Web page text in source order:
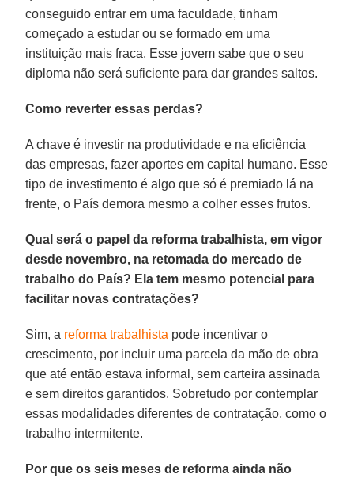
conseguido entrar em uma faculdade, tinham
começado a estudar ou se formado em uma
instituição mais fraca. Esse jovem sabe que o seu
diploma não será suficiente para dar grandes saltos.
Como reverter essas perdas?
A chave é investir na produtividade e na eficiência
das empresas, fazer aportes em capital humano. Esse
tipo de investimento é algo que só é premiado lá na
frente, o País demora mesmo a colher esses frutos.
Qual será o papel da reforma trabalhista, em vigor
desde novembro, na retomada do mercado de
trabalho do País? Ela tem mesmo potencial para
facilitar novas contratações?
Sim, a reforma trabalhista pode incentivar o
crescimento, por incluir uma parcela da mão de obra
que até então estava informal, sem carteira assinada
e sem direitos garantidos. Sobretudo por contemplar
essas modalidades diferentes de contratação, como o
trabalho intermitente.
Por que os seis meses de reforma ainda não